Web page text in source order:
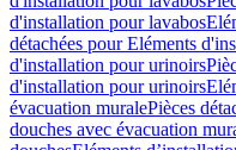
d'installation pour lavabos
détachées pour Eléments
d'installation pour urinoirs
d'installation pour urinoirs
évacuation muralePièces
douches avec évacuation